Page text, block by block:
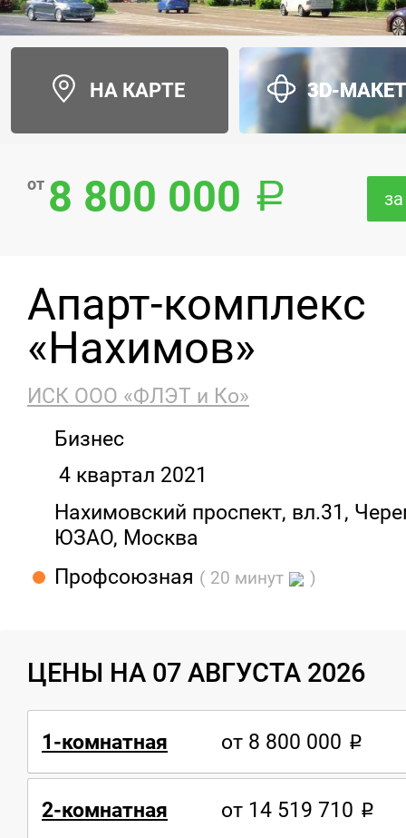
НА КАРТЕ 3D-
от 8 800 000
Апарт-комплекс
«Нахимов»
ИСК ООО «ФЛЭТ и Ко»
Бизнес
4 квартал 2021
Нахимовский проспект, вл.31,
ЮЗАО, Москва
Профсоюзная ( 20 минут )
ЦЕНЫ НА 07 АВГУСТА 2026
1-комнатная от 8 800 000
2-комнатная от 14 519 710